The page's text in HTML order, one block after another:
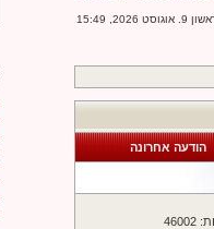
15:49
הודעה אחרונה